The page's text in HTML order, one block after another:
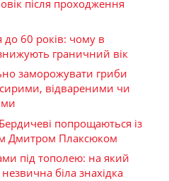
після проходження
до 60 років: чому в
граничний вік
заморожувати гриби
відвареними чи
попрощаються із
Дмитром Плаксюком
під тополею: на який
біла знахідка